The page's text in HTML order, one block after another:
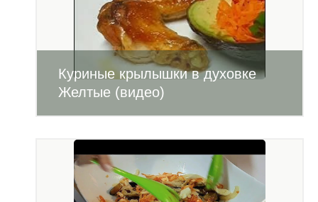
Куриные крылышки в духовке
Желтые (видео)